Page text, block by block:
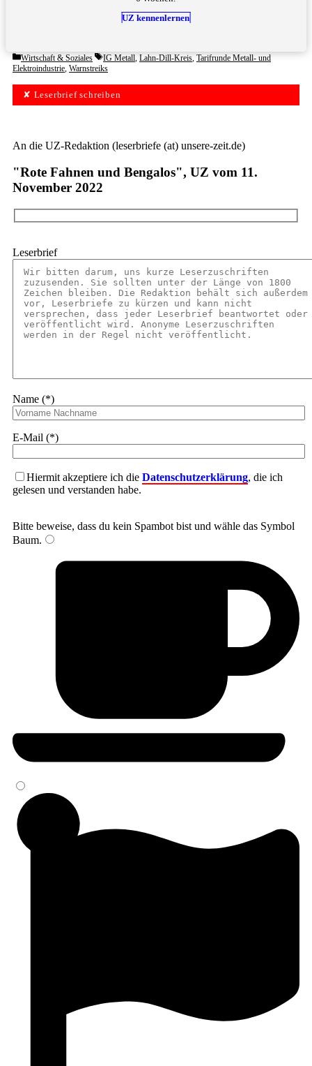
UZ kennenlernen
Categories
Wirtschaft & Soziales Tags
IG Metall, Lahn-Dill-Kreis, Tarifrunde Metall- und
Elektroindustrie, Warnstreiks
✘ Leserbrief schreiben
An die UZ-Redaktion (leserbriefe (at) unsere-zeit.de)
"Rote Fahnen und Bengalos", UZ vom 11.
November 2022
Leserbrief
Name (*)
E-Mail (*)
Hiermit akzeptiere ich die Datenschutzerklärung, die ich
gelesen und verstanden habe.
Bitte beweise, dass du kein Spambot bist und wähle das Symbol
Baum.